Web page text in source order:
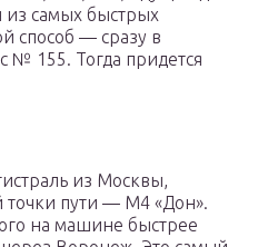
из самых быстрых
способ — сразу в
№ 155. Тогда придется
из Москвы,
точки пути — М4 «Дон».
на машине быстрее